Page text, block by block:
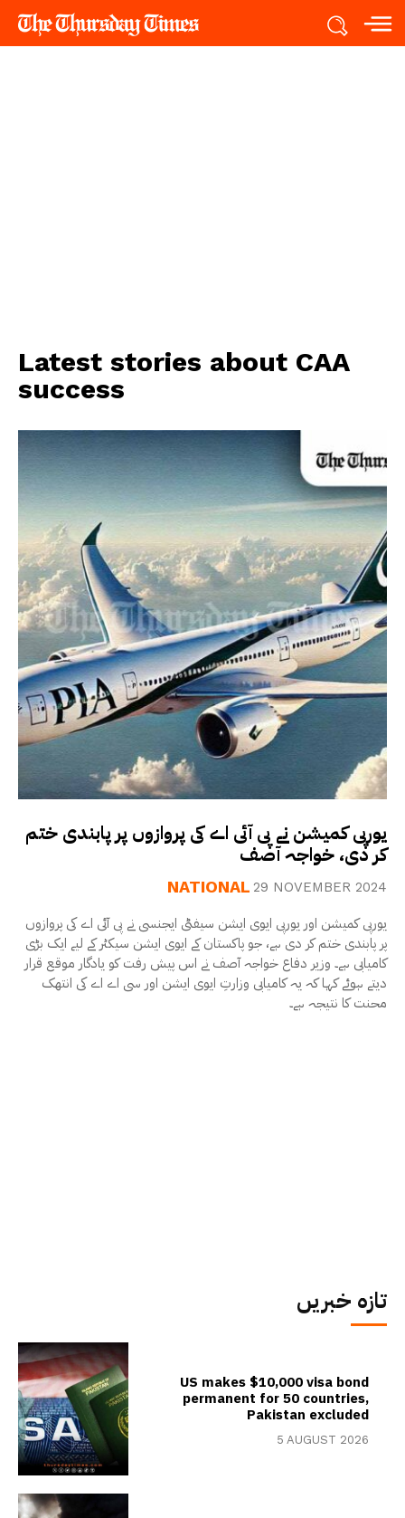
Latest stories about CAA
success
یورپی کمیشن نے پی آئی اے کی پروازوں پر پابندی ختم
کر دی، خواجہ آصف
NATIONAL 29 NOVEMBER 2024
یورپی کمیشن اور یورپی ایوی ایشن سیفٹی ایجنسی نے پی آئی اے کی پروازوں
پر پابندی ختم کر دی ہے، جو پاکستان کے ایوی ایشن سیکٹر کے لیے ایک بڑی
کامیابی ہے۔ وزیر دفاع خواجہ آصف نے اس پیش رفت کو یادگار موقع قرار
دیتے ہوئے کہا کہ یہ کامیابی وزارتِ ایوی ایشن اور سی اے اے کی انتھک
محنت کا نتیجہ ہے۔
تازہ خبریں
US makes $10,000 visa bond
permanent for 50 countries,
Pakistan excluded
5 AUGUST 2026